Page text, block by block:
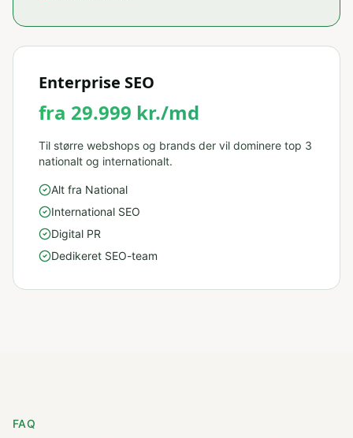
Enterprise SEO
fra 29.999 kr./md
Til større webshops og brands der vil dominere top 3
nationalt og internationalt.
Alt fra National
International SEO
Digital PR
Dedikeret SEO-team
FAQ